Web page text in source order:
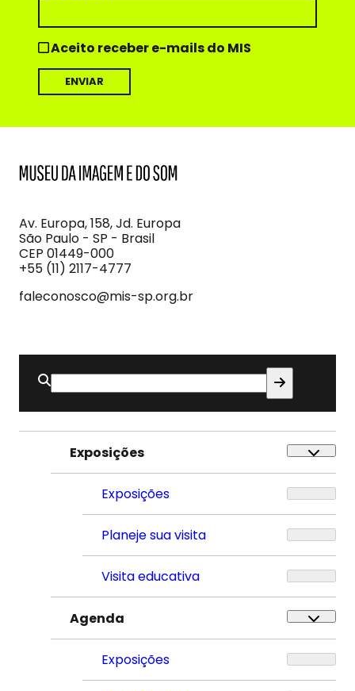
Aceito receber e-mails do MIS
Imagem
e
do
Som
Av. Europa, 158, Jd. Europa
São Paulo - SP - Brasil
CEP 01449-000
+55 (11) 2117-4777
faleconosco@mis-sp.org.br
Buscar
por:
Exposições
Exposições
Planeje sua visita
Visita educativa
Agenda
Exposições